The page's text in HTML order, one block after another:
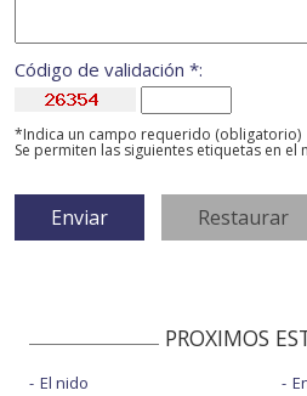
Código de validación *:
*Indica un campo requerido (obligatorio)
Se permiten las siguientes etiquetas en el
PROXIMOS
El nido